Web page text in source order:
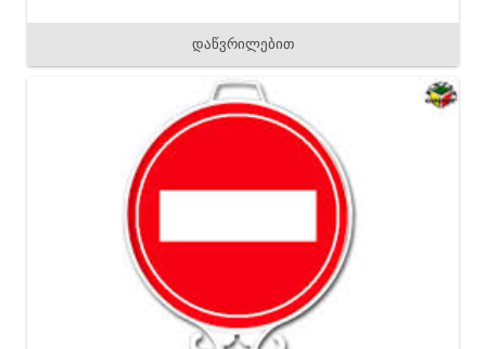
დაწვრილებით